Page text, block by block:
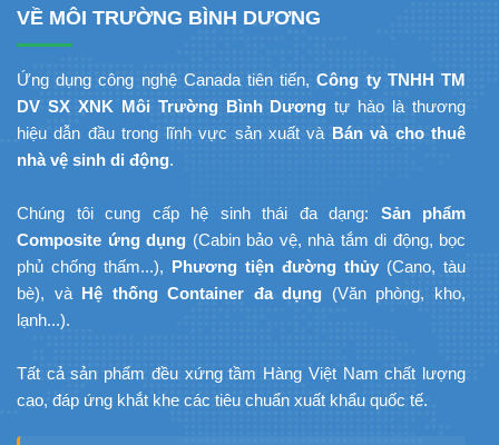
VỀ MÔI TRƯỜNG BÌNH DƯƠNG
Ứng dụng công nghệ Canada tiên tiến,Công ty TNHH TM
DV SX XNK Môi Trường Bình Dương tự hào là thương
hiệu dẫn đầu trong lĩnh vực sản xuất và Bán và cho thuê
nhà vệ sinh di động.
Chúng tôi cung cấp hệ sinh thái đa dạng: Sản phẩm
Composite ứng dụng (Cabin bảo vệ, nhà tắm di động, bọc
phủ chống thấm...), Phương tiện đường thủy (Cano, tàu
bè), và Hệ thống Container đa dụng (Văn phòng, kho,
lạnh...).
Tất cả sản phẩm đều xứng tầm Hàng Việt Nam chất lượng
cao, đáp ứng khắt khe các tiêu chuẩn xuất khẩu quốc tế.